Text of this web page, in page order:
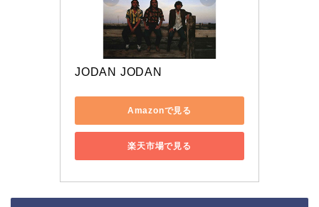
JODAN JODAN
Amazonで見る
楽天市場で見る